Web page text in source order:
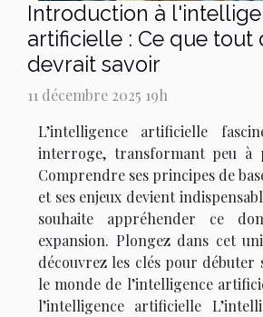
Introduction à
artificielle : Ce que tout
devrait savoir
11 décembre 2025 19h
L’intelligence artificielle
interroge, transformant peu à
Comprendre ses principes de
et ses enjeux devient
souhaite appréhender ce
expansion. Plongez dans cet
découvrez les clés pour débuter
le monde de l’intelligence
l’intelligence artificielle